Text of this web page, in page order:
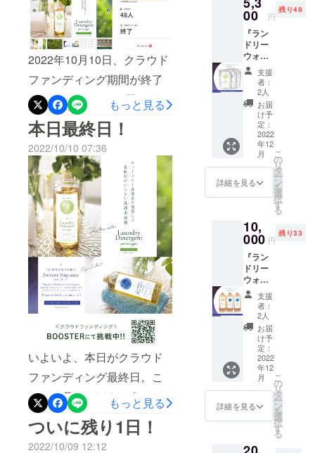
こで、旧正月に合わせて占
い師さんに導いてもらいな
がら星座の組み合わせを決
めて、2023年の自分だけの
オリジナルブレンド洗濯用
洗剤をラッキーチャームと
して使おう♪という企画を計
画しました。占い師の方に
今年のアドバイスをいただ
きながら、12星座の香りを
纏ったランドリーウォッ
シュのオリジナルブレンド
レシピを制作します。その
香りを気に入っていただけ
ましたら、オリジナルブレ
ンドボトル（30ml）をご購
入いただくことが可能で
す。ご希望の方のみのご購
入ですが、12星座の香りを
纏ったランドリーウォッ
シュ、ほんとにどの星座も
香りが豊かでおすすめなの
すべてのリターン品の発送
が完了いたしました。改め
まして、ご支援くださいま
したみなさま、ありがとう
ございました。現在、正式
発売に向けて準備を行って
います。正式販売日がまだ
確定しておりませんが、決
まり次第お知らせいたしま
す。また、お取り扱い店舗
のご案内についても1日でも
早くお知らせできれば良い
なと思っております。楽し
みにお待ちください☆
2022年10月10日、クラウド
ファンディング期間が終了
しました。356,444円と目標
金額20万円を上回るご支援
をいただき、終了を迎える
ことができました。ご支援
くださったみなさま、本当
にありがとうございまし
た。正式販売に向けて、現
在様々な準備を進めていま
す。正式販売日や取り扱い
開始のご案内、取扱店のご
案内は、準備が整い次第お
知らせします。1日でも早
く、多くのみなさまが手に
取っていただける環境作り
に努めて参ります。楽しみ
にお待ちください。ボトル
タイプのセットをご支援く
ださいましたみなさま、大
もっと見る
本日最終日！
2022/10/10 07:36
いよいよ、本日がクラウド
ファンディング最終日。こ
の一ヶ月は、ほんとうに
あっという間で、沢山の方
にご支援・ご声援いただき
もっと見る
ついに残り1日！
2022/10/09 12:12
との大切さ
をお伝えし
ながら、華
のある女性
を増やした
いという想
いで、多く
の方にジュ
エリーをお
届けしてい
ます。
（260ｍ
l詰め替
えパウ
チ） 1
本 まず
は、無
香料の
ランド
リー
ウォッ
シュを
使って
いただ
きたい
という
思いか
セット
をご用
した。
ご支援
お申し
込み時
に、使
用して
みたい
星座を
お選び
くださ
い。
※260ml
入リの
詰替え
00 円
残り48
『ラン
ドリー
ウォッ
シュ
選べる3
本セッ
ト』 お
好きな
星座の
ランド
リー
ウォッ
シュ
（260ｍ
l詰め替
本 無香
料と12
星座の
香りの
中から
お好き
なもの
を3点お
選びい
ただけ
るプラ
ンで
す。 ご
自身の
星座と
ご家族
の星座
をお選
支援
者：
2人
お届
け予
定：
2022
年12
月
詳細を見る
こ
の
リ
タ
ー
ン
を
選
択
す
る
10,
000 円
残り33
『ラン
ドリー
ウォッ
シュ
ボトル
タイ
プ 選
べる3本
セッ
ト』 お
好きな
星座の
ランド
リー
ウォッ
lボトル
支援
者：
2人
お届
け予
定：
2022
年12
月
詳細を見る
こ
の
リ
タ
ー
ン
を
選
択
す
る